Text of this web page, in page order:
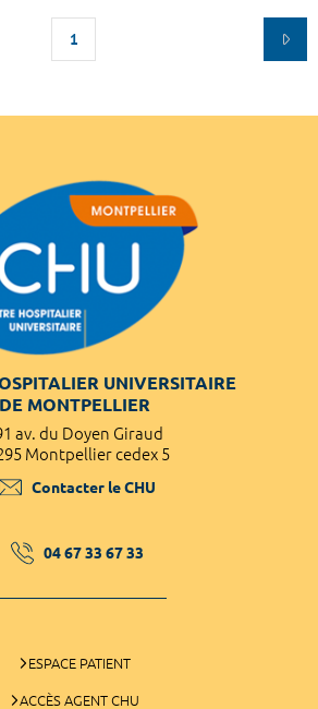
1
UNIVERSITAIRE
DE MONTPELLIER
av. du Doyen Giraud
Montpellier cedex 5
Contacter le CHU
04 67 33 67 33
ESPACE PATIENT
ACCÈS AGENT CHU